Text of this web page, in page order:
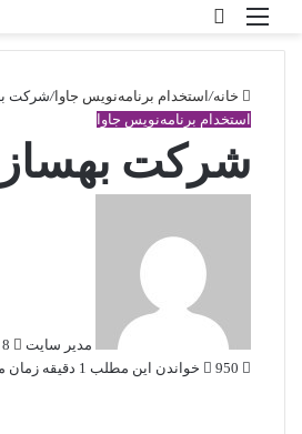
منو
خانه/استخدام برنامه‌نویس جاوا/شرکت
استخدام برنامه‌نویس جاوا
شرکت
مدير سايت
8 دسامبر 2013
خواندن این مطلب 1 دقیقه زمان می‎برد